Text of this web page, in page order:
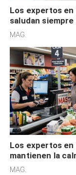
Los expertos
saludan
defensiva y
MAG.
Los expertos
mantienen la
cognitiva,
MAG.